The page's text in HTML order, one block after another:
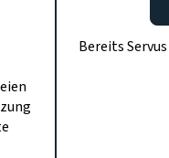
Bereits